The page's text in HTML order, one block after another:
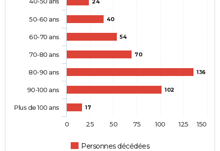
40
54
70
136
102
17
Personnes décédées
50-60 ans
60-70 ans
70-80 ans
80-90 ans
90-100 ans
Plus de 100 ans
0 25 50 75 100 125 150